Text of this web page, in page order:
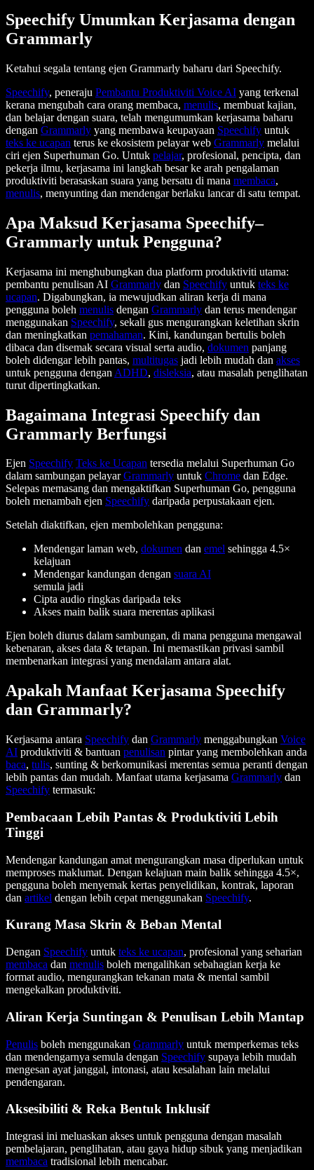
Speechify Umumkan Kerjasama dengan
Grammarly
Ketahui segala tentang ejen Grammarly baharu dari Speechify.
Speechify, peneraju Pembantu Produktiviti Voice AI yang terkenal
kerana mengubah cara orang membaca, menulis, membuat kajian,
dan belajar dengan suara, telah mengumumkan kerjasama baharu
dengan Grammarly yang membawa keupayaan Speechify untuk
teks ke ucapan terus ke ekosistem pelayar web Grammarly melalui
ciri ejen Superhuman Go. Untuk pelajar, profesional, pencipta, dan
pekerja ilmu, kerjasama ini langkah besar ke arah pengalaman
produktiviti berasaskan suara yang bersatu di mana membaca,
menulis, menyunting dan mendengar berlaku lancar di satu tempat.
Apa Maksud Kerjasama Speechify–
Grammarly untuk Pengguna?
Kerjasama ini menghubungkan dua platform produktiviti utama:
pembantu penulisan AI Grammarly dan Speechify untuk teks ke
ucapan. Digabungkan, ia mewujudkan aliran kerja di mana
pengguna boleh menulis dengan Grammarly dan terus mendengar
menggunakan Speechify, sekali gus mengurangkan keletihan skrin
dan meningkatkan pemahaman. Kini, kandungan bertulis boleh
dibaca dan disemak secara visual serta audio, dokumen panjang
boleh didengar lebih pantas, multitugas jadi lebih mudah dan akses
untuk pengguna dengan ADHD, disleksia, atau masalah penglihatan
turut dipertingkatkan.
Bagaimana Integrasi Speechify dan
Grammarly Berfungsi
Ejen Speechify Teks ke Ucapan tersedia melalui Superhuman Go
dalam sambungan pelayarGrammarly untuk Chrome dan Edge.
Selepas memasang dan mengaktifkan Superhuman Go, pengguna
boleh menambah ejen Speechify daripada perpustakaan ejen.
Setelah diaktifkan, ejen membolehkan pengguna:
Mendengar laman web, dokumen dan emel sehingga 4.5×
kelajuan
Mendengar kandungan dengan suara AI
semula jadi
Cipta audio ringkas daripada teks
Akses main balik suara merentas aplikasi
Ejen boleh diurus dalam sambungan, di mana pengguna mengawal
kebenaran, akses data & tetapan. Ini memastikan privasi sambil
membenarkan integrasi yang mendalam antara alat.
Apakah Manfaat Kerjasama Speechify
dan Grammarly?
Kerjasama antara Speechify dan Grammarly menggabungkan Voice
AI produktiviti & bantuan penulisan pintar yang membolehkan anda
baca, tulis, sunting & berkomunikasi merentas semua peranti dengan
lebih pantas dan mudah. Manfaat utama kerjasama Grammarly dan
Speechify termasuk:
Pembacaan Lebih Pantas & Produktiviti Lebih
Tinggi
Mendengar kandungan amat mengurangkan masa diperlukan untuk
memproses maklumat. Dengan kelajuan main balik sehingga 4.5×,
pengguna boleh menyemak kertas penyelidikan, kontrak, laporan
dan artikel dengan lebih cepat menggunakan Speechify.
Kurang Masa Skrin & Beban Mental
Dengan Speechify untuk teks ke ucapan, profesional yang seharian
membaca dan menulis boleh mengalihkan sebahagian kerja ke
format audio, mengurangkan tekanan mata & mental sambil
mengekalkan produktiviti.
Aliran Kerja Suntingan & Penulisan Lebih Mantap
Penulis boleh menggunakan Grammarly untuk memperkemas teks
dan mendengarnya semula dengan Speechify supaya lebih mudah
mengesan ayat janggal, intonasi, atau kesalahan lain melalui
pendengaran.
Aksesibiliti & Reka Bentuk Inklusif
Integrasi ini meluaskan akses untuk pengguna dengan masalah
pembelajaran, penglihatan, atau gaya hidup sibuk yang menjadikan
membaca tradisional lebih mencabar.